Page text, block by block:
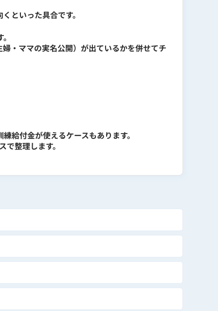
といった具合です。
・ママの実名公開）が出ているかを併せてチ
給付金が使えるケースもあります。
整理します。